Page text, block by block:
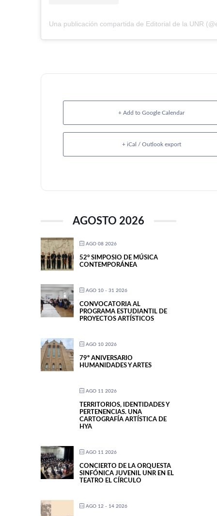
Una publicación compartida de Editorial de la UNR
+ Add to Google Calendar
+ iCal / Outlook export
AGOSTO 2026
AGO 08 2026
52° SIMPOSIO DE MÚSICA
CONTEMPORÁNEA
AGO 10 - 31 2026
CONVOCATORIA AL
PROGRAMA ESTUDIANTIL DE
PROYECTOS ARTÍSTICOS
AGO 10 2026
79º ANIVERSARIO
HUMANIDADES Y ARTES
AGO 11 2026
TERRITORIOS, IDENTIDADES Y
PERTENENCIAS. UNA
CARTOGRAFÍA ARTÍSTICA DE
HYA
AGO 11 2026
CONCIERTO DE LA ORQUESTA
SINFÓNICA JUVENIL UNR EN EL
TEATRO EL CÍRCULO
AGO 12 - 14 2026